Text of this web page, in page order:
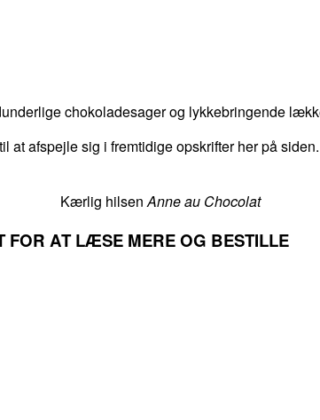
chokoladesager og lykkebringende
afspejle sig i fremtidige opskrifter her på
Kærlig hilsenAnne au Chocolat
FOR AT LÆSE MERE OG BESTILLE